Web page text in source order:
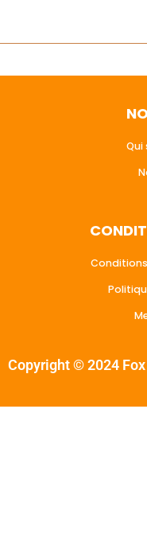
Qui
Copyright © 2024